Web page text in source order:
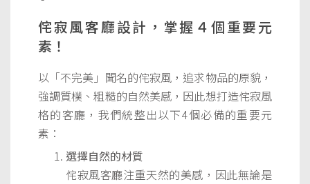
侘寂風客廳設計，掌握４個重要元
素！
以「不完美」聞名的侘寂風，追求物品的原貌，
強調質樸、粗糙的自然美感，因此想打造侘寂風
格的客廳，我們統整出以下4個必備的重要元
素：
選擇自然的材質
侘寂風客廳注重天然的美感，因此無論是